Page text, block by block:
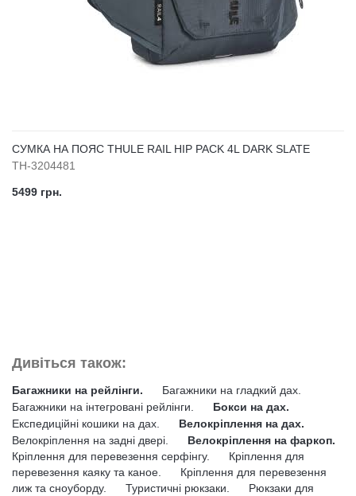
СУМКА НА ПОЯС THULE RAIL HIP PACK 4L DARK SLATE
TH-3204481
5499 грн.
Дивіться також:
Багажники на рейлінги.
Багажники на гладкий дах.
Багажники на інтегровані рейлінги.
Бокси на дах.
Експедиційні кошики на дах.
Велокріплення на дах.
Велокріплення на задні двері.
Велокріплення на фаркоп.
Кріплення для перевезення серфінгу.
Кріплення для
перевезення каяку та каное.
Кріплення для перевезення
лиж та сноуборду.
Туристичні рюкзаки.
Рюкзаки для